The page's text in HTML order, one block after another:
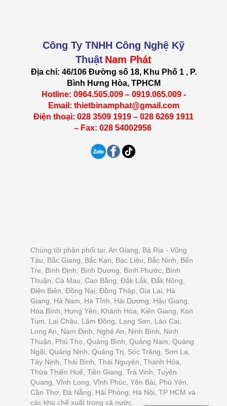
Công Ty TNHH Công Nghệ Kỹ
Thuật Nam Phát
Địa chỉ: 46/106 Đường số 18, Khu Phố 1 , P.
Bình Hưng Hòa, TPHCM
Hotline: 0964.505.009 – 0919.065.009 -
Email: thietbinamphat@gmail.com
Điện thoại: 028 3509 1919 – 028 6269 1911
– Fax: 028 54002956
Chúng tôi phân phối tại: An Giang, Bà Rịa - Vũng
Tàu, Bắc Giang, Bắc Kạn, Bạc Liêu, Bắc Ninh, Bến
Tre, Bình Định, Bình Dương, Bình Phước, Bình
Thuận, Cà Mau, Cao Bằng, Đắk Lắk, Đắk Nông,
Điện Biên, Đồng Nai, Đồng Tháp, Gia Lai, Hà
Giang, Hà Nam, Hà Tĩnh, Hải Dương, Hậu Giang,
Hòa Bình, Hưng Yên, Khánh Hòa, Kiên Giang, Kon
Tum, Lai Châu, Lâm Đồng, Lạng Sơn, Lào Cai,
Long An, Nam Định, Nghệ An, Ninh Bình, Ninh
Thuận, Phú Thọ, Quảng Bình, Quảng Nam, Quảng
Ngãi, Quảng Ninh, Quảng Trị, Sóc Trăng, Sơn La,
Tây Ninh, Thái Bình, Thái Nguyên, Thanh Hóa,
Thừa Thiên Huế, Tiền Giang, Trà Vinh, Tuyên
Quang, Vĩnh Long, Vĩnh Phúc, Yên Bái, Phú Yên,
Cần Thơ, Đà Nẵng, Hải Phòng, Hà Nội, TP HCM và
các khu chế xuất trong cả nước.